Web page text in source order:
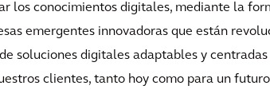
los conocimientos digitales, mediante la
emergentes innovadoras que están
soluciones digitales adaptables y
clientes, tanto hoy como para un